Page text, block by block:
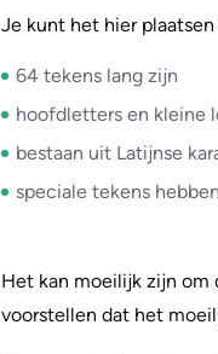
Je kunt het hier
64 tekens lang zijn
hoofdletters en kleine
bestaan uit Latijnse
speciale tekens hebben
Het kan moeilijk zijn om
voorstellen dat het